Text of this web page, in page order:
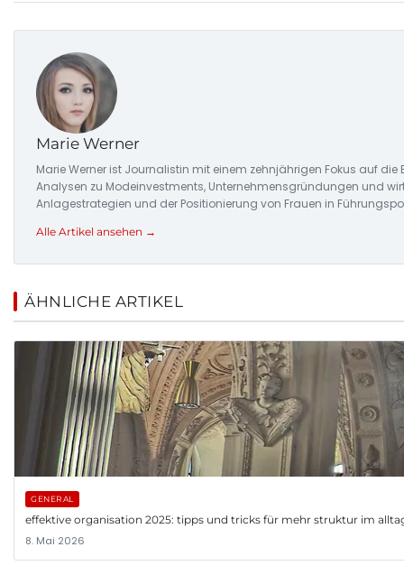
Marie Werner
Marie Werner ist Journalistin mit einem zehnjährigen Fokus auf
Analysen zu Modeinvestments, Unternehmensgründungen und
Anlagestrategien und der Positionierung von Frauen in
Alle Artikel ansehen →
ÄHNLICHE ARTIKEL
GENERAL
effektive organisation 2025: tipps und tricks für mehr struktur im
8. Mai 2026